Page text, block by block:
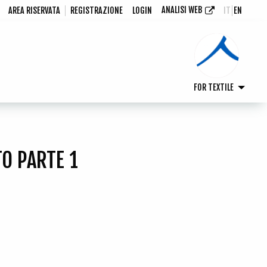
AREA RISERVATA REGISTRAZIONE LOGIN ANALISI WEB IT EN
FOR TEXTILE
PARTE 1